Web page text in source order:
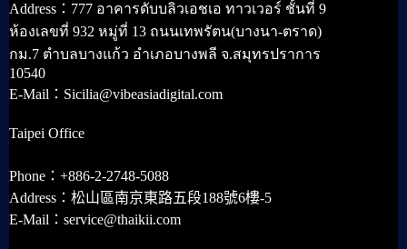
Address：777 อาคารดับบลิวเอชเอ ทาวเวอร์ ชั้นที่ 9
ห้องเลขที่ 932 หมู่ที่ 13 ถนนเทพรัตน(บางนา-ตราด)
กม.7 ตำบลบางแก้ว อำเภอบางพลี จ.สมุทรปราการ
10540
E-Mail：Sicilia@vibeasiadigital.com
Taipei Office
Phone：+886-2-2748-5088
Address：松山區南京東路五段188號6樓-5
E-Mail：service@thaikii.com